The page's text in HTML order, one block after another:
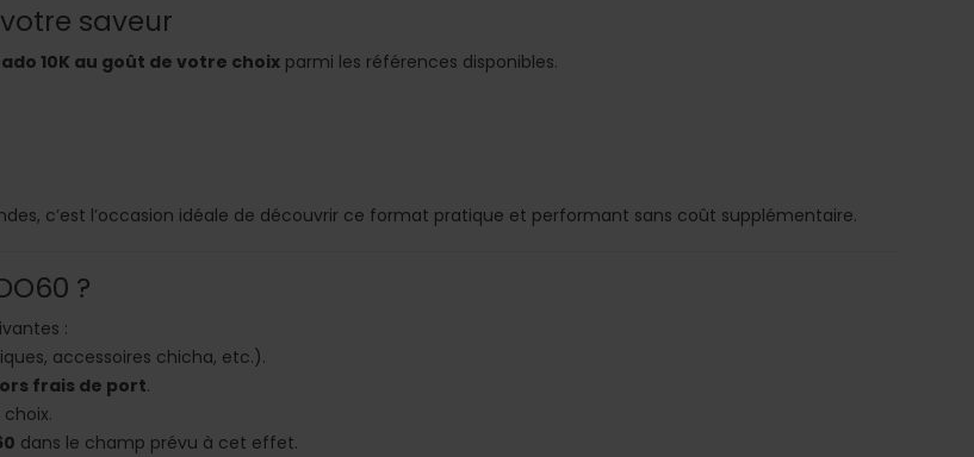
saveur
10K au goût de votre choix parmi les références disponibles.
c’est l’occasion idéale de découvrir ce format pratique et performant sans coût supplémentaire.
?
:
accessoires chicha, etc.).
frais de port.
dans le champ prévu à cet effet.